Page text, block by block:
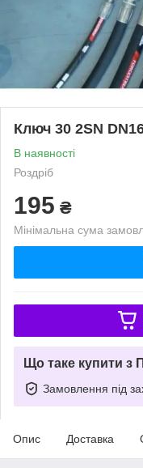
Ключ 30 2SN
В наявності
Роздріб
195 ₴
Мінімальна сума
Що таке купити з
Замовлення під
Опис Доставка